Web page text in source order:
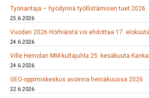
Työnantaja – hyödynnä työllistämisen tuet 2026
25.6.2026
Vuoden 2026 Hörhiäistä voi ehdottaa 17.
24.6.2026
Ville Heinolan MM-kultajuhla 25. kesäkuuta
24.6.2026
GEO-oppimiskeskus avoinna heinäkuussa 2026
22.6.2026